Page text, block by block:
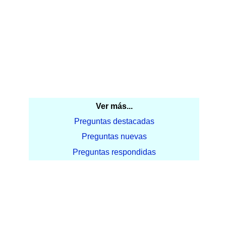
Ver más...
Preguntas destacadas
Preguntas nuevas
Preguntas respondidas